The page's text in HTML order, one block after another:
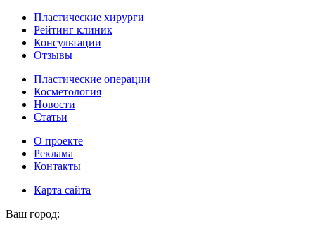
Пластические хирурги
Рейтинг клиник
Консультации
Отзывы
Пластические операции
Косметология
Новости
Статьи
О проекте
Реклама
Контакты
Карта сайта
Ваш город: